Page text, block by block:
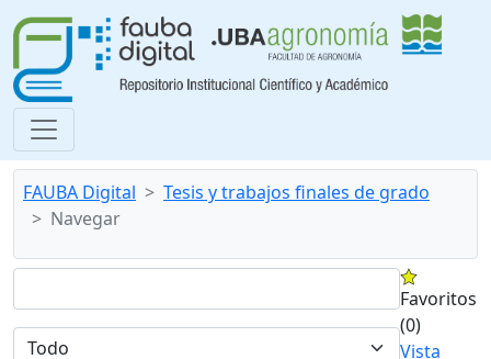
FAUBA Digital
Tesis y trabajos finales de grado
Navegar
Favoritos
(0)
Vista